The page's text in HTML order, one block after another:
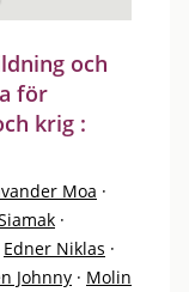
och
för
krig :
Moa ·
·
Edner Niklas ·
Johnny · Molin